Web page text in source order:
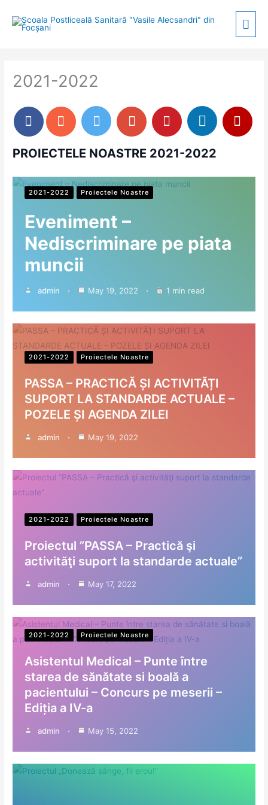
2021-2022
PROIECTELE NOASTRE 2021-2022
2021-2022 Proiectele Noastre
Eveniment –
Nediscriminare pe piata
muncii
admin May 19, 2022 1 min read
2021-2022 Proiectele Noastre
PASSA – PRACTICĂ ȘI ACTIVITĂȚI
SUPORT LA STANDARDE ACTUALE –
POZELE ȘI AGENDA ZILEI
admin May 19, 2022
2021-2022 Proiectele Noastre
Proiectul ”PASSA – Practică şi
activităţi suport la standarde actuale”
admin May 17, 2022
2021-2022 Proiectele Noastre
Asistentul Medical – Punte între
starea de sănătate si boală a
pacientului – Concurs pe meserii –
Ediția a IV-a
admin May 15, 2022